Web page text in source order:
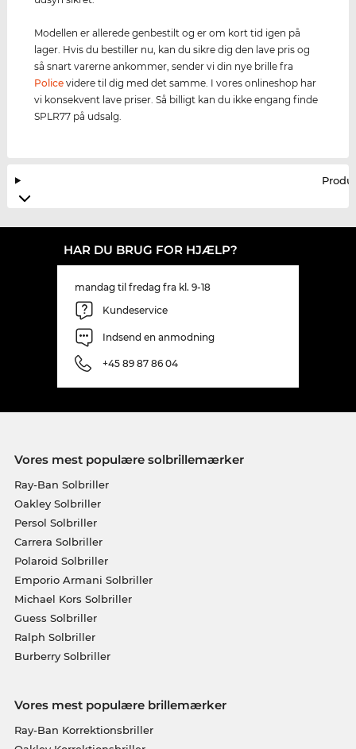
Modellen er allerede genbestilt og er om kort tid igen på
lager. Hvis du bestiller nu, kan du sikre dig den lave pris og
så snart varerne ankommer, sender vi din nye brille fra
Police videre til dig med det samme. I vores onlineshop har
vi konsekvent lave priser. Så billigt kan du ikke engang finde
SPLR77 på udsalg.
HAR DU BRUG FOR HJÆLP?
mandag til fredag fra kl. 9-18
Kundeservice
Indsend en anmodning
+45 89 87 86 04
Vores mest populære solbrillemærker
Ray-Ban Solbriller
Oakley Solbriller
Persol Solbriller
Carrera Solbriller
Polaroid Solbriller
Emporio Armani Solbriller
Michael Kors Solbriller
Guess Solbriller
Ralph Solbriller
Burberry Solbriller
Vores mest populære brillemærker
Ray-Ban Korrektionsbriller